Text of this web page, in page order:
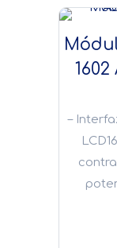
–